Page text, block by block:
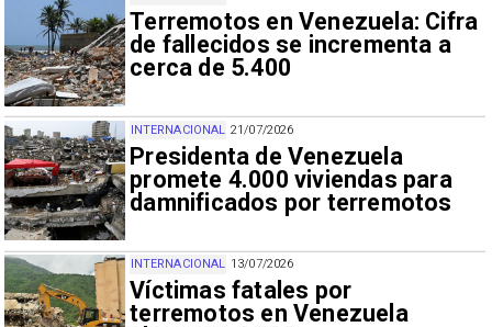
Terremotos en Venezuela: Cifra
de fallecidos se incrementa a
cerca de 5.400
21/07/2026
Presidenta de Venezuela
promete 4.000 viviendas para
damnificados por terremotos
INTERNACIONAL
13/07/2026
Víctimas fatales por
terremotos en Venezuela
INTERNACIONAL